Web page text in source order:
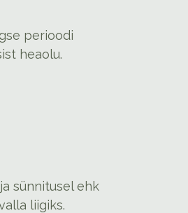
perioodi
heaolu.
sünnitusel ehk
liigiks.